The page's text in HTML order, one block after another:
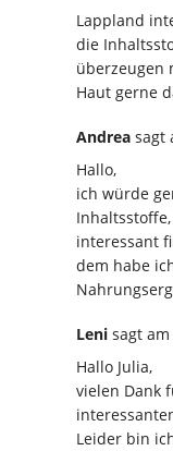
Lappland
die
überzeugen
Haut gerne
Andrea sagt
Hallo,
ich würde
interessant
dem habe
Leni sagt am
Hallo Julia,
vielen Dank
Leider bin